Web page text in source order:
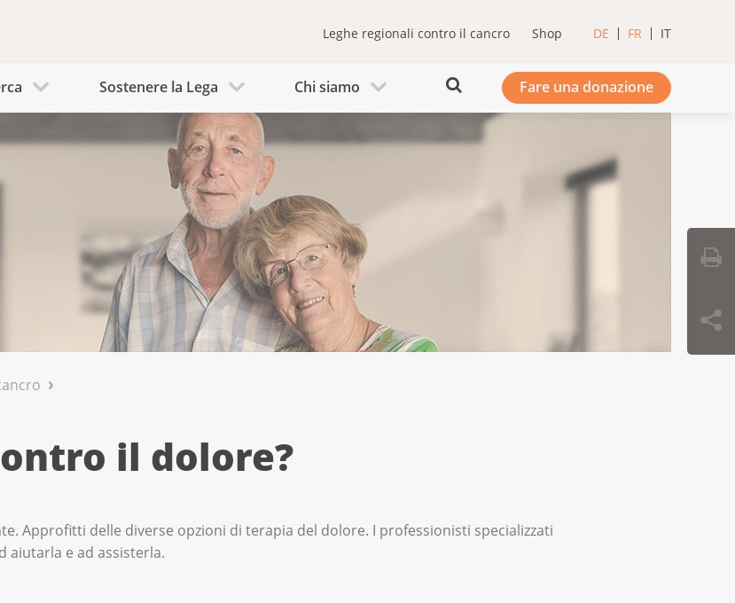
Leghe regionali contro il cancro Shop DE FR IT
Sostenere la Lega Chi siamo Fare una donazione
il dolore?
Approfitti delle diverse opzioni di terapia del dolore. I professionisti specializzati
aiutarla e ad assisterla.